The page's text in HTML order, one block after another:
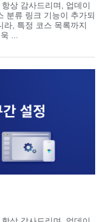
상 감사드리며, 업데이
분류 링크 기능이 추가되
라, 특정 코스 목록까지
...